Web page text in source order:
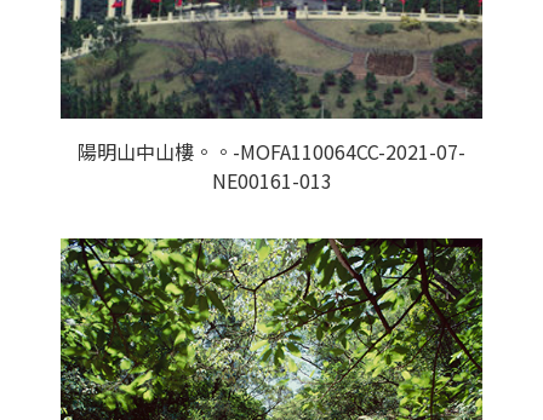
陽明山中山樓。。-MOFA110064CC-2021-07-
NE00161-013